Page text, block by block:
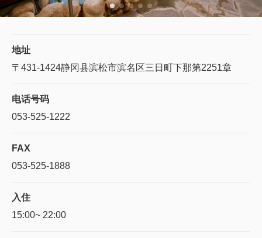
地址
〒431-1424静冈县滨松市滨名区三日町下那第2251章
电话号码
053-525-1222
FAX
053-525-1888
入住
15:00~ 22:00